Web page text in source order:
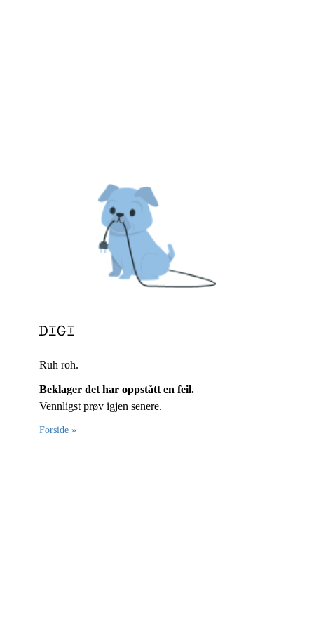
Ruh roh.
Beklager det har oppstått en feil.
Vennligst prøv igjen senere.
Forside »